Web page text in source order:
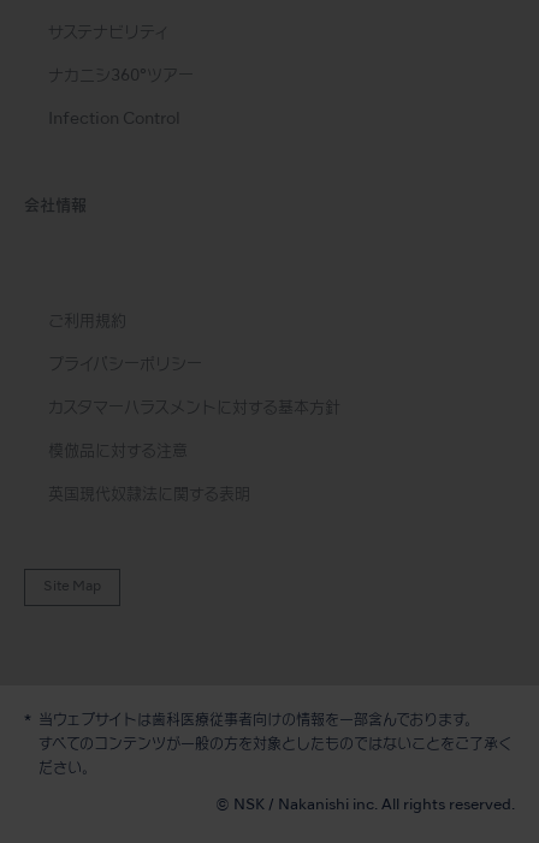
サステナビリティ
ナカニシ360°ツアー
Infection Control
会社情報
ご利用規約
プライバシーポリシー
カスタマーハラスメントに対する基本方針
模倣品に対する注意
英国現代奴隷法に関する表明
Site Map
当ウェブサイトは歯科医療従事者向けの情報を一部含んでおります。
すべてのコンテンツが一般の方を対象としたものではないことをご了承く
ださい。
© NSK / Nakanishi inc. All rights reserved.